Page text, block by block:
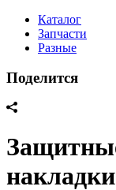
Каталог
Запчасти
Разные
Поделится